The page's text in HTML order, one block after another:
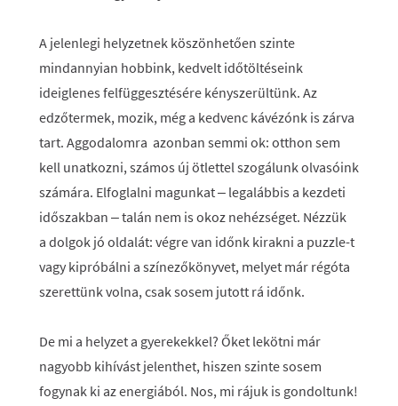
A jelenlegi helyzetnek köszönhetően szinte
mindannyian hobbink, kedvelt időtöltéseink
ideiglenes felfüggesztésére kényszerültünk. Az
edzőtermek, mozik, még a kedvenc kávézónk is zárva
tart. Aggodalomra azonban semmi ok: otthon sem
kell unatkozni, számos új ötlettel szogálunk olvasóink
számára. Elfoglalni magunkat – legalábbis a kezdeti
időszakban – talán nem is okoz nehézséget. Nézzük
a dolgok jó oldalát: végre van időnk kirakni a puzzle-t
vagy kipróbálni a színezőkönyvet, melyet már régóta
szerettünk volna, csak sosem jutott rá időnk.
De mi a helyzet a gyerekekkel? Őket lekötni már
nagyobb kihívást jelenthet, hiszen szinte sosem
fogynak ki az energiából. Nos, mi rájuk is gondoltunk!